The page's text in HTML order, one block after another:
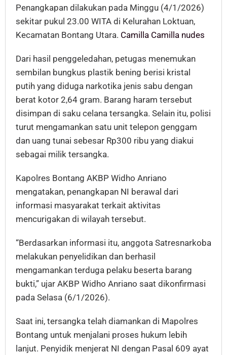
Penangkapan dilakukan pada Minggu (4/1/2026)
sekitar pukul 23.00 WITA di Kelurahan Loktuan,
Kecamatan Bontang Utara. Camilla Camilla nudes
Dari hasil penggeledahan, petugas menemukan
sembilan bungkus plastik bening berisi kristal
putih yang diduga narkotika jenis sabu dengan
berat kotor 2,64 gram. Barang haram tersebut
disimpan di saku celana tersangka. Selain itu, polisi
turut mengamankan satu unit telepon genggam
dan uang tunai sebesar Rp300 ribu yang diakui
sebagai milik tersangka.
Kapolres Bontang AKBP Widho Anriano
mengatakan, penangkapan NI berawal dari
informasi masyarakat terkait aktivitas
mencurigakan di wilayah tersebut.
“Berdasarkan informasi itu, anggota Satresnarkoba
melakukan penyelidikan dan berhasil
mengamankan terduga pelaku beserta barang
bukti,” ujar AKBP Widho Anriano saat dikonfirmasi
pada Selasa (6/1/2026).
Saat ini, tersangka telah diamankan di Mapolres
Bontang untuk menjalani proses hukum lebih
lanjut. Penyidik menjerat NI dengan Pasal 609 ayat